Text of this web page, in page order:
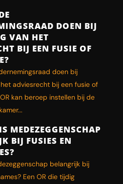
DOEN BIJ
VAN HET
BIJ EEN FUSIE OF
doen bij
adviesrecht bij een fusie of
kan beroep instellen bij de
MEDEZEGGENSCHAP
BIJ FUSIES EN
belangrijk bij
Een OR die tijdig